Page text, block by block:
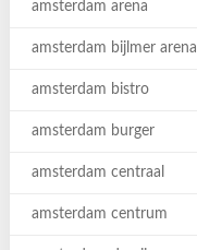
amsterdam arena
amsterdam bijlmer arena
amsterdam bistro
amsterdam burger
amsterdam centraal
amsterdam centrum